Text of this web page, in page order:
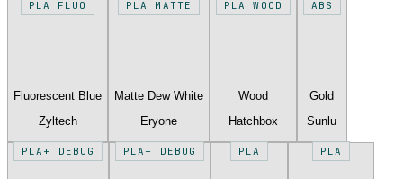
PLA FLUO
Fluorescent Blue
Zyltech
PLA MATTE
Matte Dew White
Eryone
PLA WOOD
Wood
Hatchbox
ABS
Gold
Sunlu
PLA+ DEBUG PLA+ DEBUG PLA PLA